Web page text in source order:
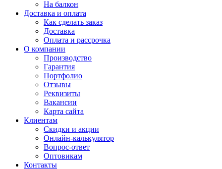
На балкон
Доставка и оплата
Как сделать заказ
Доставка
Оплата и рассрочка
О компании
Производство
Гарантия
Портфолио
Отзывы
Реквизиты
Вакансии
Карта сайта
Клиентам
Скидки и акции
Онлайн-калькулятор
Вопрос-ответ
Оптовикам
Контакты